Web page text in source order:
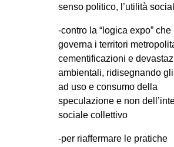
senso politico, l’utilità
-contro la “logica expo” che
governa i territori
cementificazioni e
ambientali, ridisegnando
ad uso e consumo della
speculazione e non
sociale collettivo
-per riaffermare le pratiche